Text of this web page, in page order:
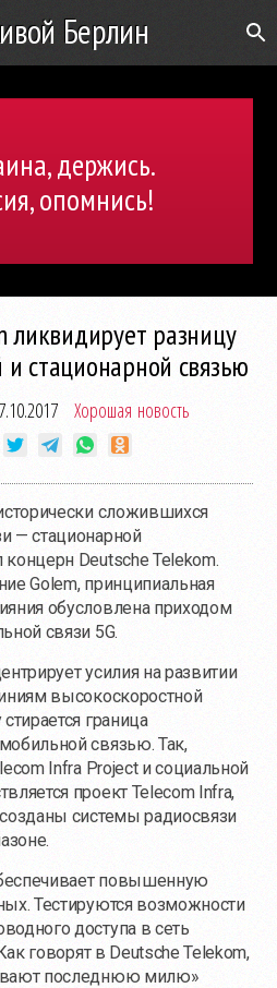
Берлин
держись.
опомнись!
ликвидирует разницу
стационарной связью
Хорошая новость
сложившихся
— стационарной
Deutsche Telekom.
Golem, принципиальная
обусловлена приходом
связи 5G.
усилия на развитии
высокоскоростной
граница
связью. Так,
Infra Project и социальной
проект Telecom Infra,
системы радиосвязи
повышенную
Тестируются возможности
доступа в сеть
говорят в Deutsche Telekom,
последнюю милю»